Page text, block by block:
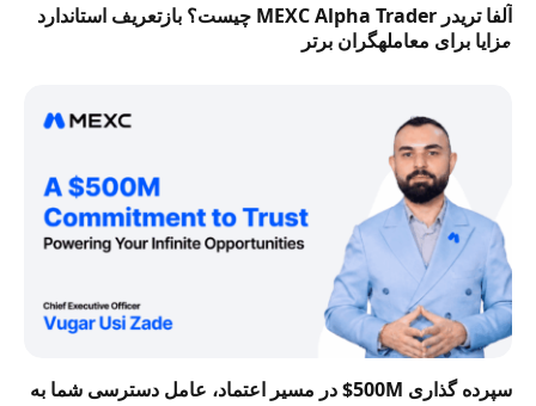
آلفا تریدر MEXC Alpha Trader چیست؟ بازتعریف استاندارد
مزایا برای معاملهگران برتر
سپرده گذاری 500M$ در مسیر اعتماد، عامل دسترسی شما به